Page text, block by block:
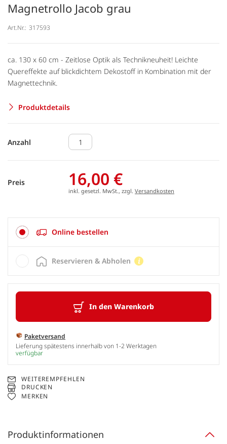
Magnetrollo Jacob grau
Art.Nr.: 317593
ca. 130 x 60 cm - Zeitlose Optik als Technikneuheit! Leichte
Quereffekte auf blickdichtem Dekostoff in Kombination mit der
Magnettechnik.
Produktdetails
Anzahl
Preis 16,00 €
inkl. gesetzl. MwSt., zzgl. Versandkosten
Online bestellen
In den Warenkorb
Paketversand
Lieferung spätestens innerhalb von 1-2 Werktagen
verfügbar
Reservieren & Abholen
WEITEREMPFEHLEN
DRUCKEN
MERKEN
Produktinformationen